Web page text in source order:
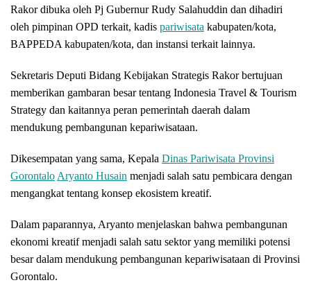
Rakor dibuka oleh Pj Gubernur Rudy Salahuddin dan dihadiri
oleh pimpinan OPD terkait, kadis pariwisata kabupaten/kota,
BAPPEDA kabupaten/kota, dan instansi terkait lainnya.
Sekretaris Deputi Bidang Kebijakan Strategis Rakor bertujuan
memberikan gambaran besar tentang Indonesia Travel & Tourism
Strategy dan kaitannya peran pemerintah daerah dalam
mendukung pembangunan kepariwisataan.
Dikesempatan yang sama, Kepala Dinas Pariwisata Provinsi
Gorontalo Aryanto Husain menjadi salah satu pembicara dengan
mengangkat tentang konsep ekosistem kreatif.
Dalam paparannya, Aryanto menjelaskan bahwa pembangunan
ekonomi kreatif menjadi salah satu sektor yang memiliki potensi
besar dalam mendukung pembangunan kepariwisataan di Provinsi
Gorontalo.